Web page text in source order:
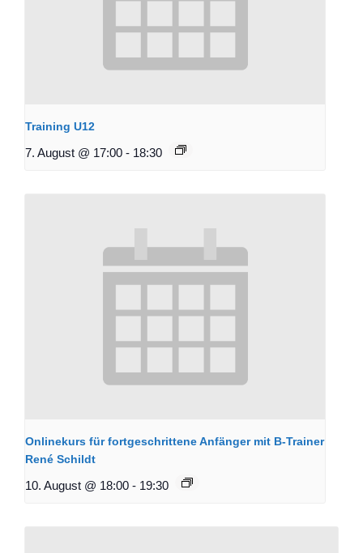
Training U12
7. August @ 17:00 - 18:30
Onlinekurs für fortgeschrittene Anfänger mit B-Trainer
René Schildt
10. August @ 18:00 - 19:30